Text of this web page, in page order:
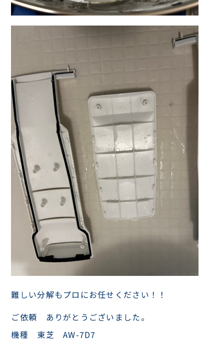
難しい分解もプロにお任せください！！
ご依頼 ありがとうございました。
機種 東芝 AW-7D7